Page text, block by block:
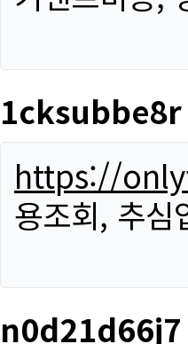
1cksubbe8r
https://
용조회, 추심
n0d21d66j7